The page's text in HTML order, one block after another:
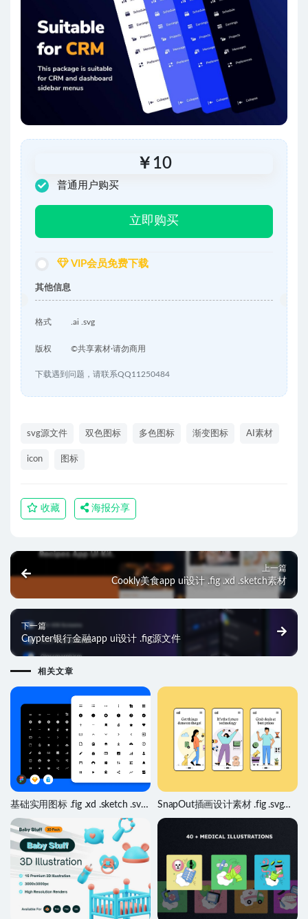
￥ 10
普通用户购买
立即购买
VIP会员免费下载
其他信息
格式 .ai .svg
版权 ©共享素材·请勿商用
下载遇到问题，请联系QQ11250484
svg源文件 双色图标 多色图标 渐变图标 AI素材
icon 图标
收藏 海报分享
上一篇
Cookly美食app ui设计 .fig .xd .sketch素材
下一篇
Crypter银行金融app ui设计 .fig源文件
相关文章
基础实用图标 .fig .xd .sketch .svg
素材
SnapOut插画设计素材 .fig .svg源
文件